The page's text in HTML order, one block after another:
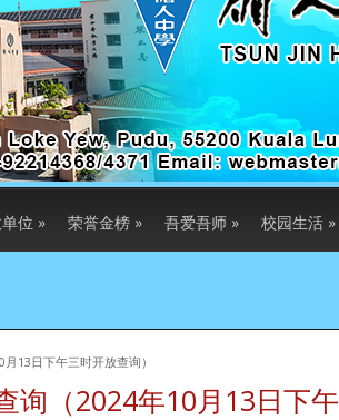
位 » 荣誉金榜 » 吾爱吾师 » 校园生活 »
13日下午三时开放查询）
询（2024年10月13日下午